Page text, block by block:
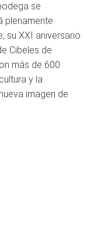
se
plenamente
su XXI aniversario
Cibeles de
más de 600
y la
imagen de